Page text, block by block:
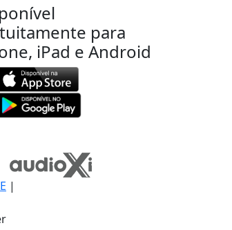
para
iPad e Android
|